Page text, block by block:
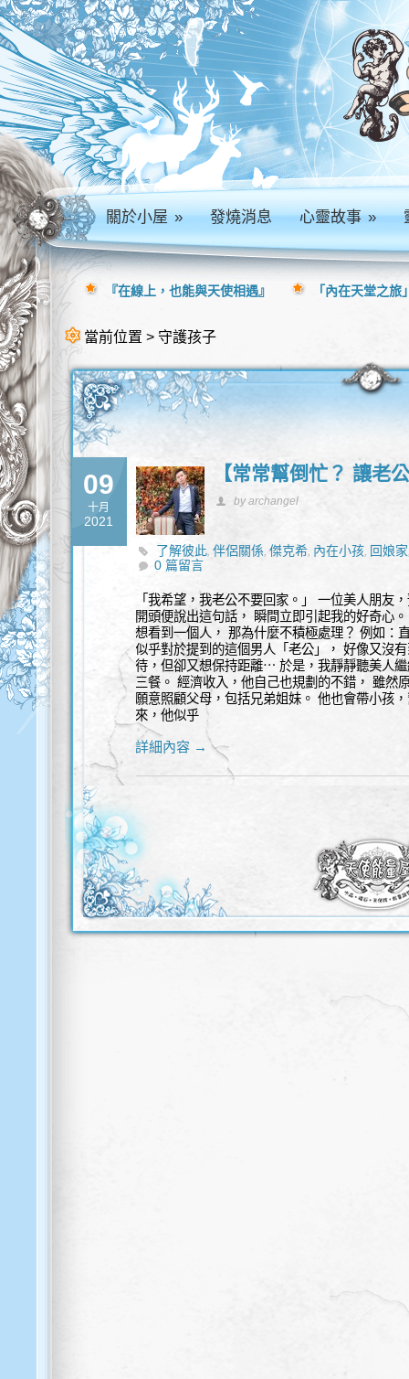
關於小屋» 發燒消息 心靈故事»
當前位置 > 守護孩子
09
十月
2021
【常常幫倒忙？ 讓老
by archangel
了解彼此,伴侶關係,傑克希, 內在小孩, 回娘家
環境,老公
0 篇留言
「我希望，我老公不要回家。」 一位美人朋友
開頭便說出這句話， 瞬間立即引起我的好奇心
想看到一個人， 那為什麼不積極處理？ 例如：
似乎對於提到的這個男人「老公」， 好像又沒
待，但卻又想保持距離⋯ 於是，我靜靜聽美人
三餐。 經濟收入，他自己也規劃的不錯， 雖然
願意照顧父母，包括兄弟姐妹。 他也會帶小孩
來，他似乎
詳細內容 →
『在線上，也能與天使相遇』 「內在天堂之